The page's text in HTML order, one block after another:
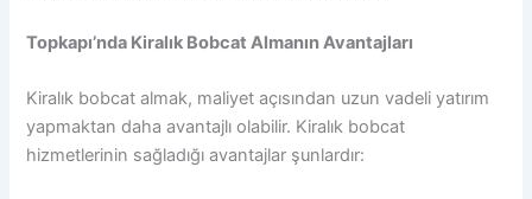
Topkapı’nda Kiralık Bobcat Almanın Avantajları
Kiralık bobcat almak, maliyet açısından uzun vadeli yatırım
yapmaktan daha avantajlı olabilir. Kiralık bobcat
hizmetlerinin sağladığı avantajlar şunlardır: